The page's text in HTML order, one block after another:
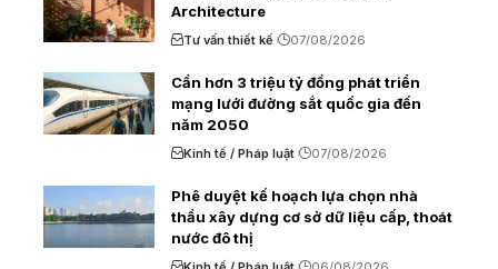
Architecture
Tư vấn thiết kế 07/08/2026
Cần hơn 3 triệu tỷ đồng phát triển
mạng lưới đường sắt quốc gia đến
năm 2050
Kinh tế / Pháp luật 07/08/2026
Phê duyệt kế hoạch lựa chọn nhà
thầu xây dựng cơ sở dữ liệu cấp, thoát
nước đô thị